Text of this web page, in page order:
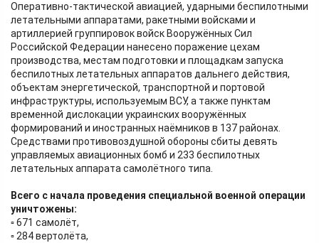
Оперативно-тактической авиацией, ударными беспилотными
летательными аппаратами, ракетными войсками и
артиллерией группировок войск Вооружённых Сил
Российской Федерации нанесено поражение цехам
производства, местам подготовки и площадкам запуска
беспилотных летательных аппаратов дальнего действия,
объектам энергетической, транспортной и портовой
инфраструктуры, используемым ВСУ, а также пунктам
временной дислокации украинских вооружённых
формирований и иностранных наёмников в 137 районах.
Средствами противовоздушной обороны сбиты девять
управляемых авиационных бомб и 233 беспилотных
летательных аппарата самолётного типа.
Всего с начала проведения специальной военной операции
уничтожены:
▫️ 671 самолёт,
▫️ 284 вертолёта,